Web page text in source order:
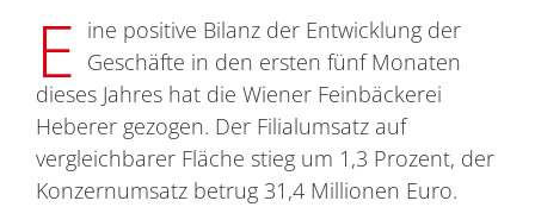
E ine positive Bilanz der Entwicklung der
Geschäfte in den ersten fünf Monaten
dieses Jahres hat die Wiener Feinbäckerei
Heberer gezogen. Der Filialumsatz auf
vergleichbarer Fläche stieg um 1,3 Prozent, der
Konzernumsatz betrug 31,4 Millionen Euro.